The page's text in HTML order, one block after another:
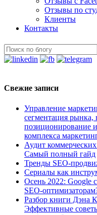
Отзывы по
Клиенты
Контакты
Свежие записи
Управление
сегментация рынка,
позиционирование
комплекса
Аудит
Самый полный гайд
Тренды SEO-
Сериалы как
Осень 2022: Google
SEO-
Разбор книги Дэна
Эффективные